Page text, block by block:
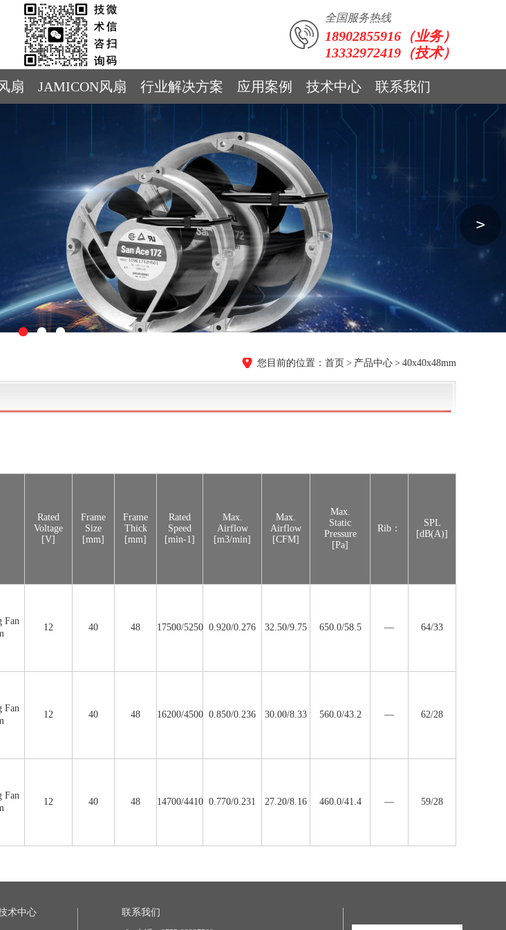
全国服务热线
18902855916（业务）
13332972419（技术）
扇 JAMICON风扇 行业解决方案 应用案例 技术中心 联系我们
首页 产品中心 40x40x48mm
Rated
Voltage
[V]
Frame
Size
[mm]
Frame
Thick
[mm]
Rated
Speed
[min-1]
Max.
Airflow
[m3/min]
Max.
Airflow
[CFM]
Max.
Static
Pressure
[Pa]
Rib：
SPL
[dB(A)]
Fan
12 40 48 17500/5250 0.920/0.276 32.50/9.75 650.0/58.5 — 64/33
Fan
12 40 48 16200/4500 0.850/0.236 30.00/8.33 560.0/43.2 — 62/28
Fan
12 40 48 14700/4410 0.770/0.231 27.20/8.16 460.0/41.4 — 59/28
术中心 联系我们